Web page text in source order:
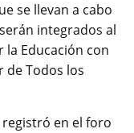
se llevan a cabo
integrados al
Educación con
de Todos los
en el foro